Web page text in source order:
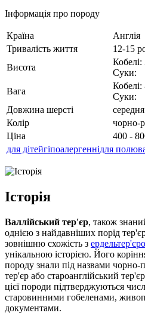
Інформація про породу
Країна
Англія
Тривалість життя
12-15
Висота
Суки:
Вага
Кобелі:
Суки:
Довжина шерсті
середня
Колір
чорно-
Ціна
400 -
для дітейгіпоалергеннідля
Історія
Валлійський тер'єр, також
однією з найдавніших порід
зовнішню схожість з
унікальною історією. Його
породу знали під назвами
тер'єр або староанглійський
цієї породи підтверджуються
старовинними гобеленами,
документами.